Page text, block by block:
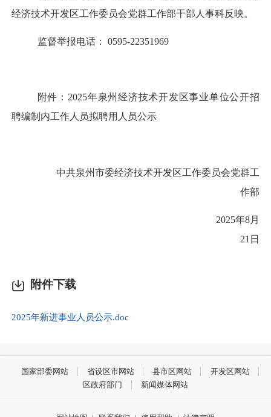
经济技术开发区工作委员会党群工作部干部人事科反映。
监督举报电话： 0595-22351969
附件： 2025年泉州经济技术开发区事业单位公开招
聘编制内工作人员拟聘用人员公示
中共泉州市委经济技术开发区工作委员会党群工
作部
2025年8月
21日
附件下载
2025年新进事业人员公示.doc
国家部委网站 省设区市网站 县市区网站
开发区网站
区政府部门
新闻媒体网站